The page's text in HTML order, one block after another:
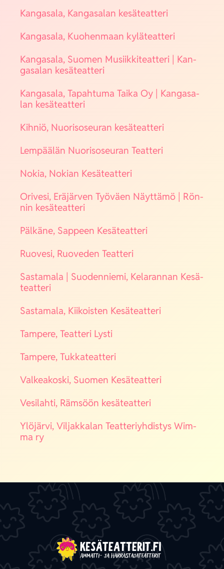
Kan­ga­sa­la, Kan­ga­sa­lan kesä­teat­te­ri
Kan­ga­sa­la, Kuo­hen­maan kylä­teat­te­ri
Kan­ga­sa­la, Suo­men Musiik­ki­teat­te­ri | Kan­
ga­sa­lan kesä­teat­te­ri
Kan­ga­sa­la, Tapah­tu­ma Tai­ka Oy | Kan­ga­sa­
lan kesä­teat­te­ri
Kih­niö, Nuo­ri­so­seu­ran kesä­teat­te­ri
Lem­pää­län Nuo­ri­so­seu­ran Teat­te­ri
Nokia, Nokian Kesä­teat­te­ri
Ori­ve­si, Erä­jär­ven Työ­väen Näyt­tä­mö | Rön­
nin kesä­teat­te­ri
Päl­kä­ne, Sap­peen Kesä­teat­te­ri
Ruo­ve­si, Ruo­ve­den Teat­te­ri
Sas­ta­ma­la | Suo­den­nie­mi, Kela­ran­nan Kesä­
teat­te­ri
Sas­ta­ma­la, Kii­kois­ten Kesä­teat­te­ri
Tam­pe­re, Teat­te­ri Lys­ti
Tam­pe­re, Tuk­ka­teat­te­ri
Val­kea­kos­ki, Suo­men Kesä­teat­te­ri
Vesi­lah­ti, Räm­söön kesä­teat­te­ri
Ylö­jär­vi, Vil­jak­ka­lan Teat­te­riyh­dis­tys Wim­
ma ry